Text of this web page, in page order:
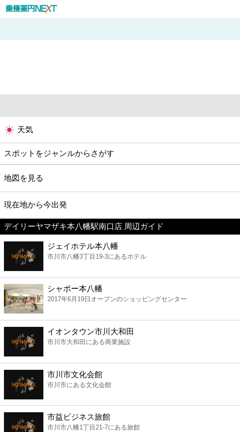
天気
スポットをジャンルからさがす
グルメ
映画
美容
コンビニ
薬局
スーパー
エンタメ
レジャー
書店
ファミレス
地図を見る
現在地から今出発
デイリーヤマザキ本八幡駅南口店 周辺ガイド
ジェイホテル本八幡
市川市八幡3丁目19-3にあるホテル
シャポー本八幡
2017年6月19日オープンのショッピングセンター
イオンタウン市川大和田
市川市大和田にある商業施設
市川市文化会館
市川市にある文化会館
市益ビジネス旅館
市川市八幡1丁目21-7にある旅館